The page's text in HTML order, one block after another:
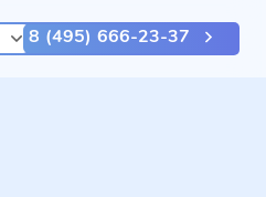
8 (495) 666-23-37